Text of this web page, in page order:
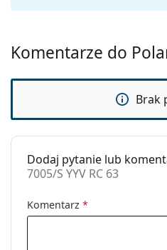
Marka:
PLD
Komentarze do
Brak
Dodaj pytanie lub
7005/S YYV RC 63
Komentarz *